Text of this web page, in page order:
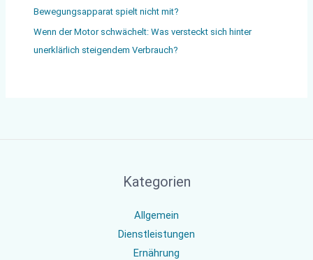
Bewegungsapparat spielt nicht mit?
Wenn der Motor schwächelt: Was versteckt sich hinter
unerklärlich steigendem Verbrauch?
Kategorien
Allgemein
Dienstleistungen
Ernährung